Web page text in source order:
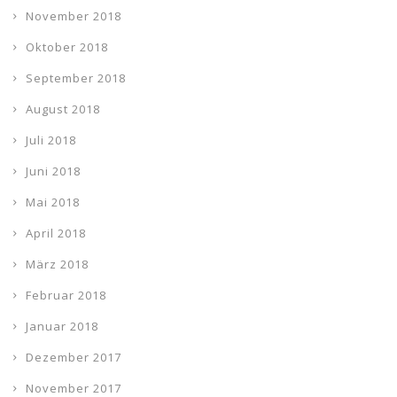
November 2018
Oktober 2018
September 2018
August 2018
Juli 2018
Juni 2018
Mai 2018
April 2018
März 2018
Februar 2018
Januar 2018
Dezember 2017
November 2017